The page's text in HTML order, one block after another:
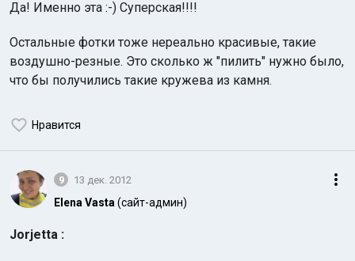
Да! Именно эта :-) Суперская!!!!
Остальные фотки тоже нереально красивые, такие
воздушно-резные. Это сколько ж "пилить" нужно было,
что бы получились такие кружева из камня.
Нравится
9 13 дек. 2012
Elena Vasta(сайт-админ)
Jorjetta :